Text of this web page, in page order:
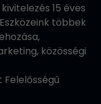
15 éves
többek
közösségi